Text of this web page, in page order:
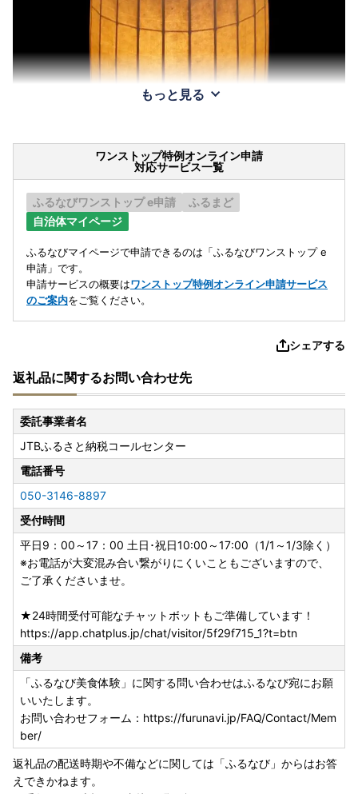
もっと見る
ワンストップ特例オンライン申請
対応サービス一覧
ふるなびワンストップ e申請
ふるまど
自治体マイページ
ふるなびマイページで申請できるのは「ふるなびワンストップ e
申請」です。
申請サービスの概要はワンストップ特例オンライン申請サービス
のご案内をご覧ください。
シェアする
返礼品に関するお問い合わせ先
委託事業者名
JTBふるさと納税コールセンター
電話番号
050-3146-8897
受付時間
平日9：00～17：00 土日･祝日10:00～17:00（1/1～1/3除く）
※お電話が大変混み合い繋がりにくいこともございますので、
ご了承くださいませ。
★24時間受付可能なチャットボットもご準備しています！
https://app.chatplus.jp/chat/visitor/5f29f715_1?t=btn
備考
「ふるなび美食体験」に関する問い合わせはふるなび宛にお願
いいたします。
お問い合わせフォーム：https://furunavi.jp/FAQ/Contact/Mem
ber/
返礼品の配送時期や不備などに関しては「ふるなび」からはお答
えできかねます。